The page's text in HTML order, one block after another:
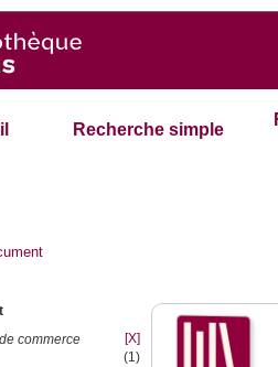
Recherche simple
commerce
[X]
(1)